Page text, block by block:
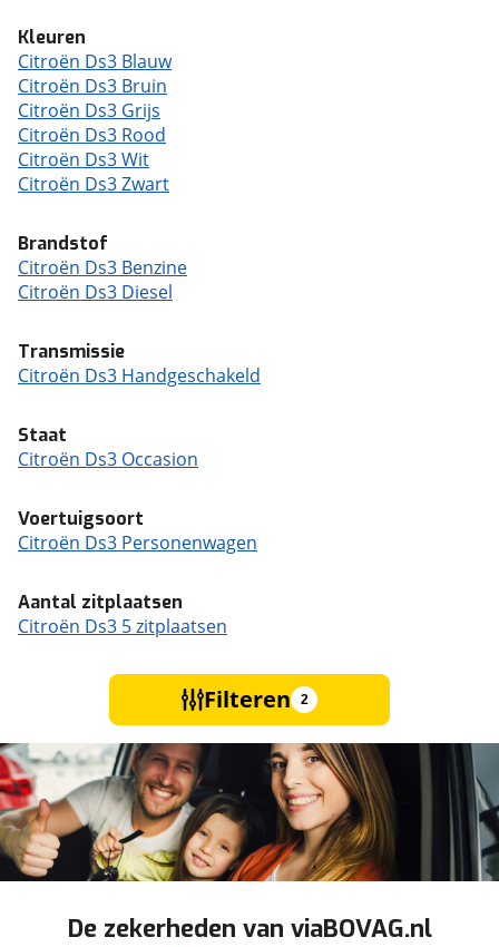
Kleuren
Citroën Ds3 Blauw
Citroën Ds3 Bruin
Citroën Ds3 Grijs
Citroën Ds3 Rood
Citroën Ds3 Wit
Citroën Ds3 Zwart
Brandstof
Citroën Ds3 Benzine
Citroën Ds3 Diesel
Transmissie
Citroën Ds3 Handgeschakeld
Staat
Citroën Ds3 Occasion
Voertuigsoort
Citroën Ds3 Personenwagen
Aantal zitplaatsen
Citroën Ds3 5 zitplaatsen
Filteren 2
De zekerheden van viaBOVAG.nl